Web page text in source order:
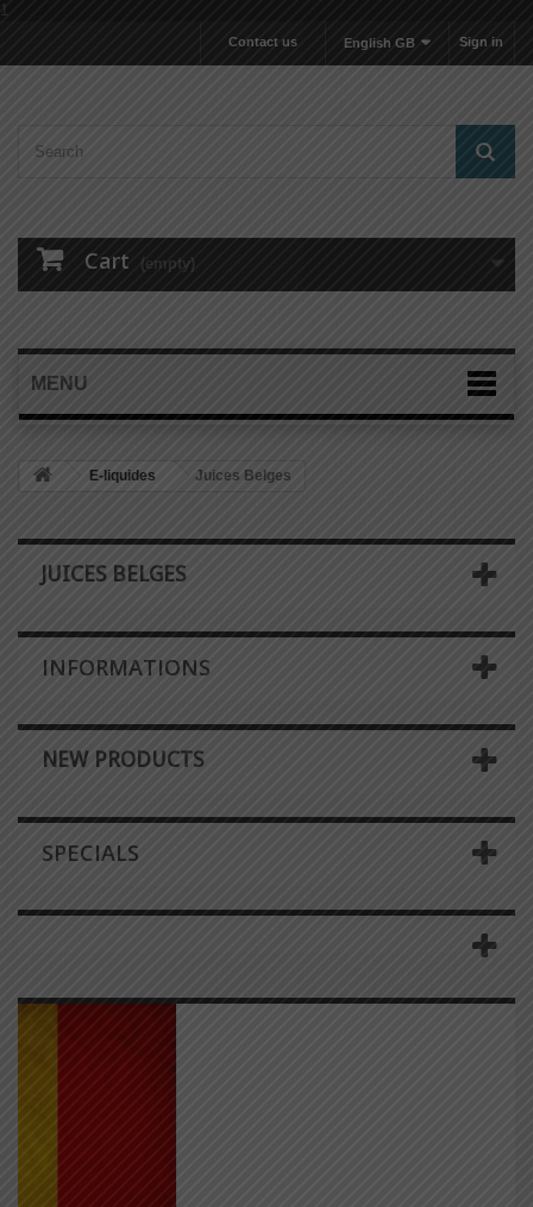
1
Sign in
English GB
Contact us
Cart (empty)
MENU
E-liquides Juices Belges
JUICES BELGES
INFORMATIONS
NEW PRODUCTS
SPECIALS